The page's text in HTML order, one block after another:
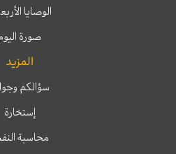
الوصايا
صورة
المزيد
سؤالكم
إستخارة
محاسبة